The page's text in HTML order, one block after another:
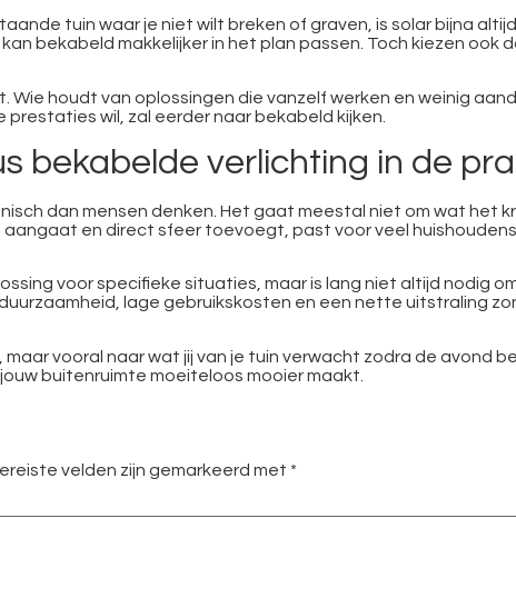
tuin waar je niet wilt breken of graven, is solar bijna
bekabeld makkelijker in het plan passen. Toch kiezen ook
Wie houdt van oplossingen die vanzelf werken en weinig
wil, zal eerder naar bekabeld kijken.
bekabelde verlichting in de
dan mensen denken. Het gaat meestal niet om wat het
en direct sfeer toevoegt, past voor veel
voor specifieke situaties, maar is lang niet altijd nodig
lage gebruikskosten en een nette uitstraling
vooral naar wat jij van je tuin verwacht zodra de avond
buitenruimte moeiteloos mooier maakt.
velden zijn gemarkeerd met *